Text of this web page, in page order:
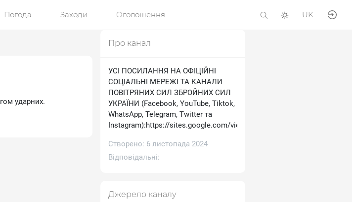
Погода Заходи Оголошення UK
ударних.
Про канал
УСІ ПОСИЛАННЯ НА ОФІЦІЙНІ
СОЦІАЛЬНІ МЕРЕЖІ ТА КАНАЛИ
ПОВІТРЯНИХ СИЛ ЗБРОЙНИХ СИЛ
УКРАЇНИ (Facebook, YouTube, Tiktok,
WhatsApp, Telegram, Тwitter та
Іnstagram):https://sites.google.com/view/ukrainianairforce
Створено: 6 листопада 2024
Відповідальні:
Джерело каналу